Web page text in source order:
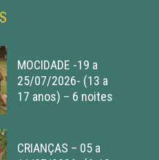
MOCIDADE -19 a
25/07/2026- (13 a
17 anos) – 6 noites
CRIANÇAS – 05 a